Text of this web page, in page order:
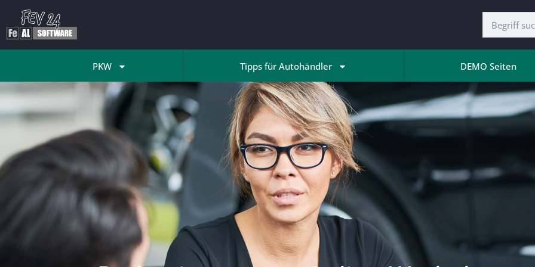
PKW Tipps für Autohändler DEMO Seiten